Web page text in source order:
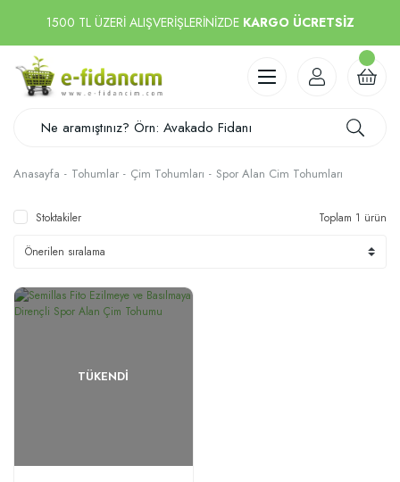
1500 TL ÜZERİ ALIŞVERİŞLERİNİZDE KARGO ÜCRETSİZ
Anasayfa Tohumlar Çim Tohumları Spor Alan Cim Tohumları
Stoktakiler Toplam 1 ürün
TÜKENDI